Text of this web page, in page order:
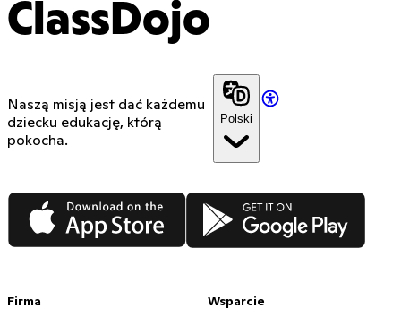
ClassDojo
Naszą misją jest dać każdemu
dziecku edukację, którą
pokocha.
Polski
App Store Google Play
Firma Wsparcie